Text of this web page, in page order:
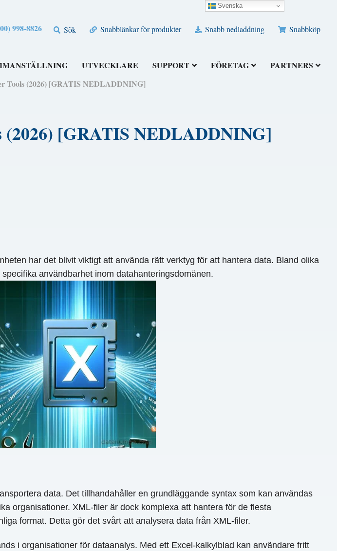
998-8826 Sök Snabblänkar för produkter Snabb nedladdning Snabbköp
UTVECKLARE SUPPORT FÖRETAG
PARTNERS
Tools (2026) [GRATIS NEDLADDNING]
[GRATIS NEDLADDNING]
har det blivit viktigt att använda rätt verktyg för att hantera data. Bland olika
användbarhet inom datahanteringsdomänen.
data. Det tillhandahåller en grundläggande syntax som kan användas
organisationer. XML-filer är dock komplexa att hantera för de flesta
format. Detta gör det svårt att analysera data från XML-filer.
i organisationer för dataanalys. Med ett Excel-kalkylblad kan användare fritt
Svenska